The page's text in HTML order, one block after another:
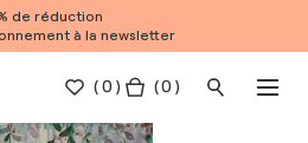
de réduction
à la newsletter
(0 ) ( 0 )